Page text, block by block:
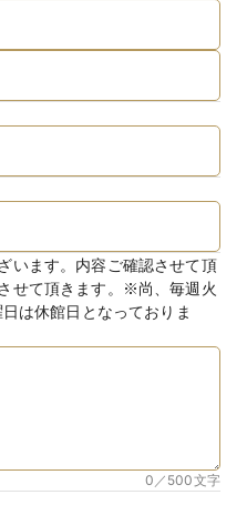
います。内容ご確認させて頂
せて頂きます。※尚、毎週火
は休館日となっておりま
0／500文字